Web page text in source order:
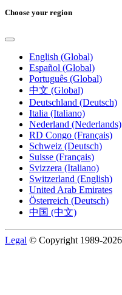
Choose your region
English (Global)
Español (Global)
Português (Global)
中文 (Global)
Deutschland (Deutsch)
Italia (Italiano)
Nederland (Nederlands)
RD Congo (Français)
Schweiz (Deutsch)
Suisse (Français)
Svizzera (Italiano)
Switzerland (English)
United Arab Emirates
Österreich (Deutsch)
中国 (中文)
Legal © Copyright 1989-